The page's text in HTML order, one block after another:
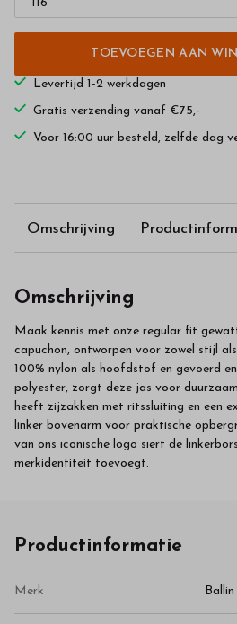
TOEVOEGEN AAN
Levertijd 1-2 werkdagen
Gratis verzending vanaf €75,-
Voor 16:00 uur besteld, zelfde dag
Omschrijving
Omschrijving
Maak kennis met onze regular fit
capuchon, ontworpen voor zowel stijl
100% nylon als hoofdstof en gevoerd
polyester, zorgt deze jas voor
heeft zijzakken met ritssluiting en een
linker bovenarm voor praktische
van ons iconische logo siert de
merkidentiteit toevoegt.
Productinformatie
Merk